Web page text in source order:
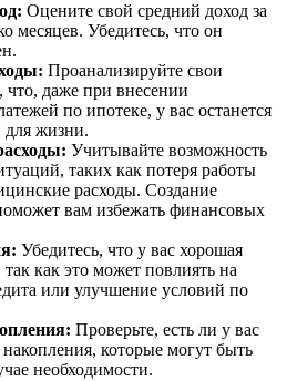
Оцените свой средний доход за
месяцев. Убедитесь, что он
Проанализируйте свои
что, даже при внесении
по ипотеке, у вас останется
для жизни.
Учитывайте возможность
таких как потеря работы
расходы. Создание
вам избежать финансовых
Убедитесь, что у вас хорошая
как это может повлиять на
или улучшение условий по
Проверьте, есть ли у вас
которые могут быть
необходимости.